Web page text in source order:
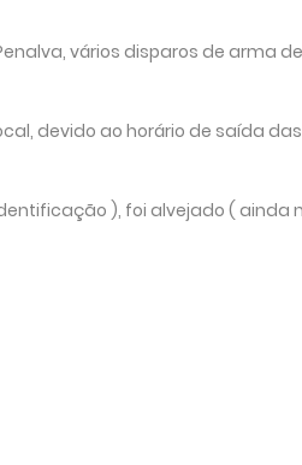
vários disparos de arma
devido ao horário de saída
), foi alvejado ( ainda